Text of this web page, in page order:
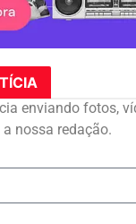
enviando fotos,
nossa redação.